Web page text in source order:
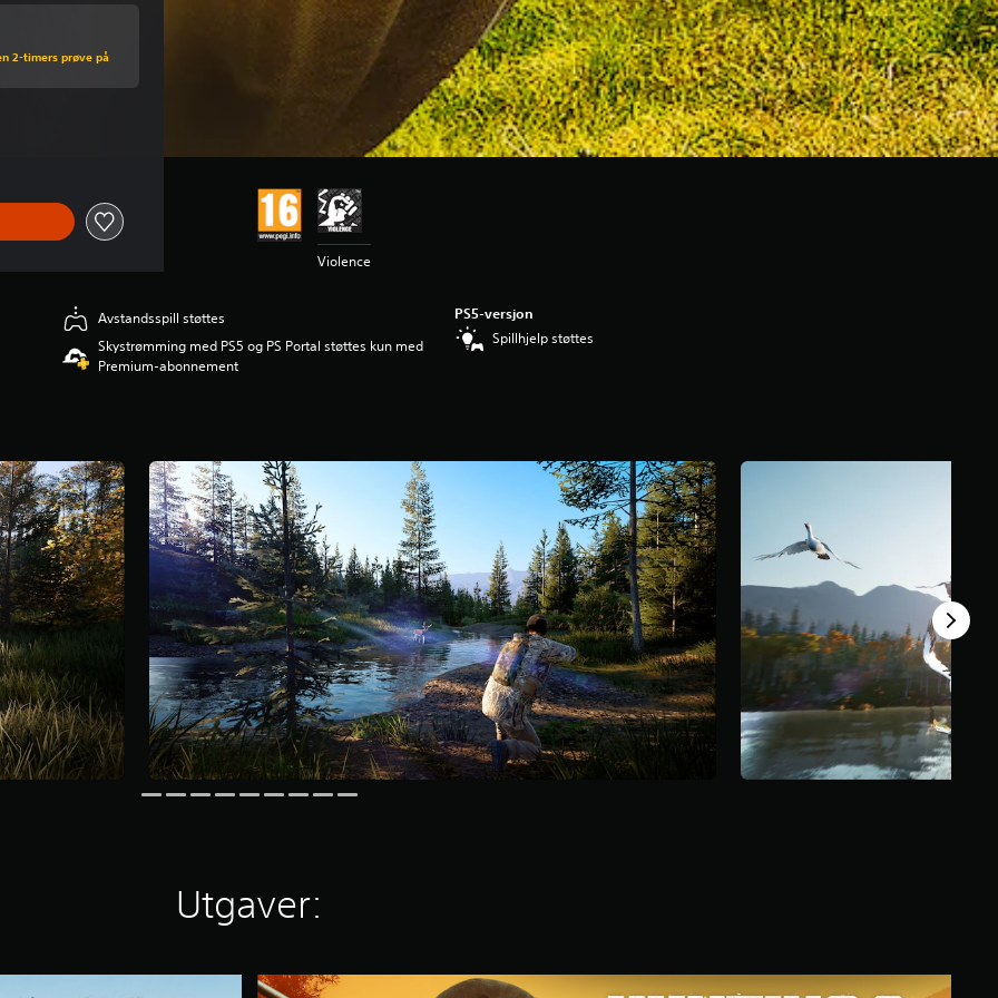
2-timers prøve på
på kr 449,00
Violence
Avstandsspill støttes
Skystrømming med PS5 og PS Portal støttes kun med
Premium-abonnement
PS5-versjon
Spillhjelp støttes
Utgaver:
B